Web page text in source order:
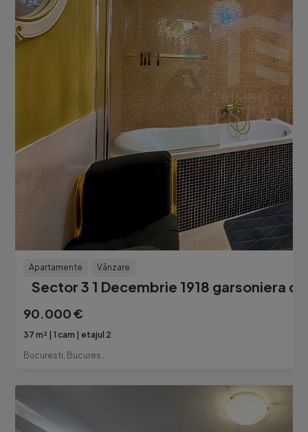
Apartamente Vânzare
Sector 3 1 Decembrie 1918 garsoniera
90.000 €
37 m² 1 cam
etajul 2
Bucuresti, Bucuresti-Ilfov